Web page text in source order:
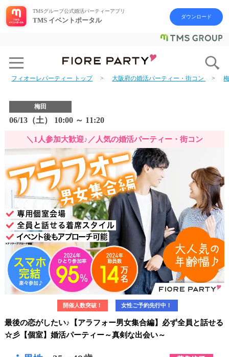
TMSグループ公式婚活パーティーアプリ
TMS イベントポータル ダウンロード
フィオーレパーティー トップ 大阪府の婚活パーティー・街コン
梅田
06/13（土） 10:00 ～ 11:20
＼1人参加大歓迎♪／人気の婚活パーティー・街コン
開催人数突破！ 女性ご予約先行中！
最後の恋がしたい♪【アラフォー男女集合編】必ず全員と話せる
☆彡【個室】婚活パーティー～真剣な出会い～